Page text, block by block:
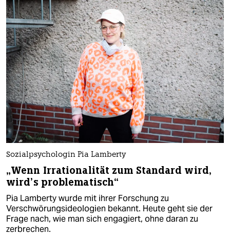
Sozialpsychologin Pia Lamberty
„Wenn Irrationalität zum Standard wird,
wird’s problematisch“
Pia Lamberty wurde mit ihrer Forschung zu
Verschwörungsideologien bekannt. Heute geht sie der
Frage nach, wie man sich engagiert, ohne daran zu
zerbrechen.